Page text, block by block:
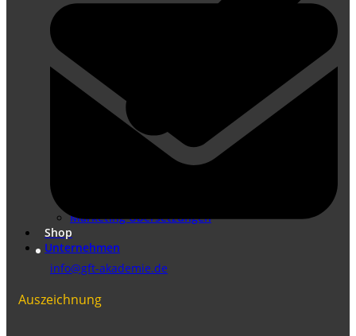
Marketing Übersetzungen
Shop
Unternehmen
info@gft-akademie.de
Auszeichnung